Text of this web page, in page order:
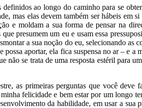
ao longo do caminho para se
mas elas devem também ser hábeis em
e moldam a sua forma de pensar na
presumem um eu e usam essa
a sua noção do eu, selecionando
aportar, ela fica suspensa no ar – e
não se trata de uma resposta estéril para
as primeiras perguntas que você
felicidade e bem estar por um longo
da habilidade, em usar a sua